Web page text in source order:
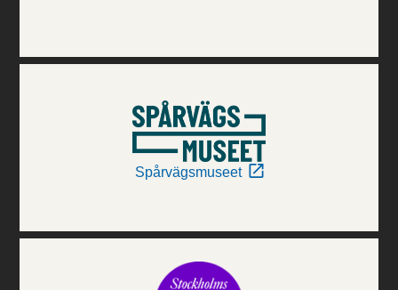
Spårvägsmuseet